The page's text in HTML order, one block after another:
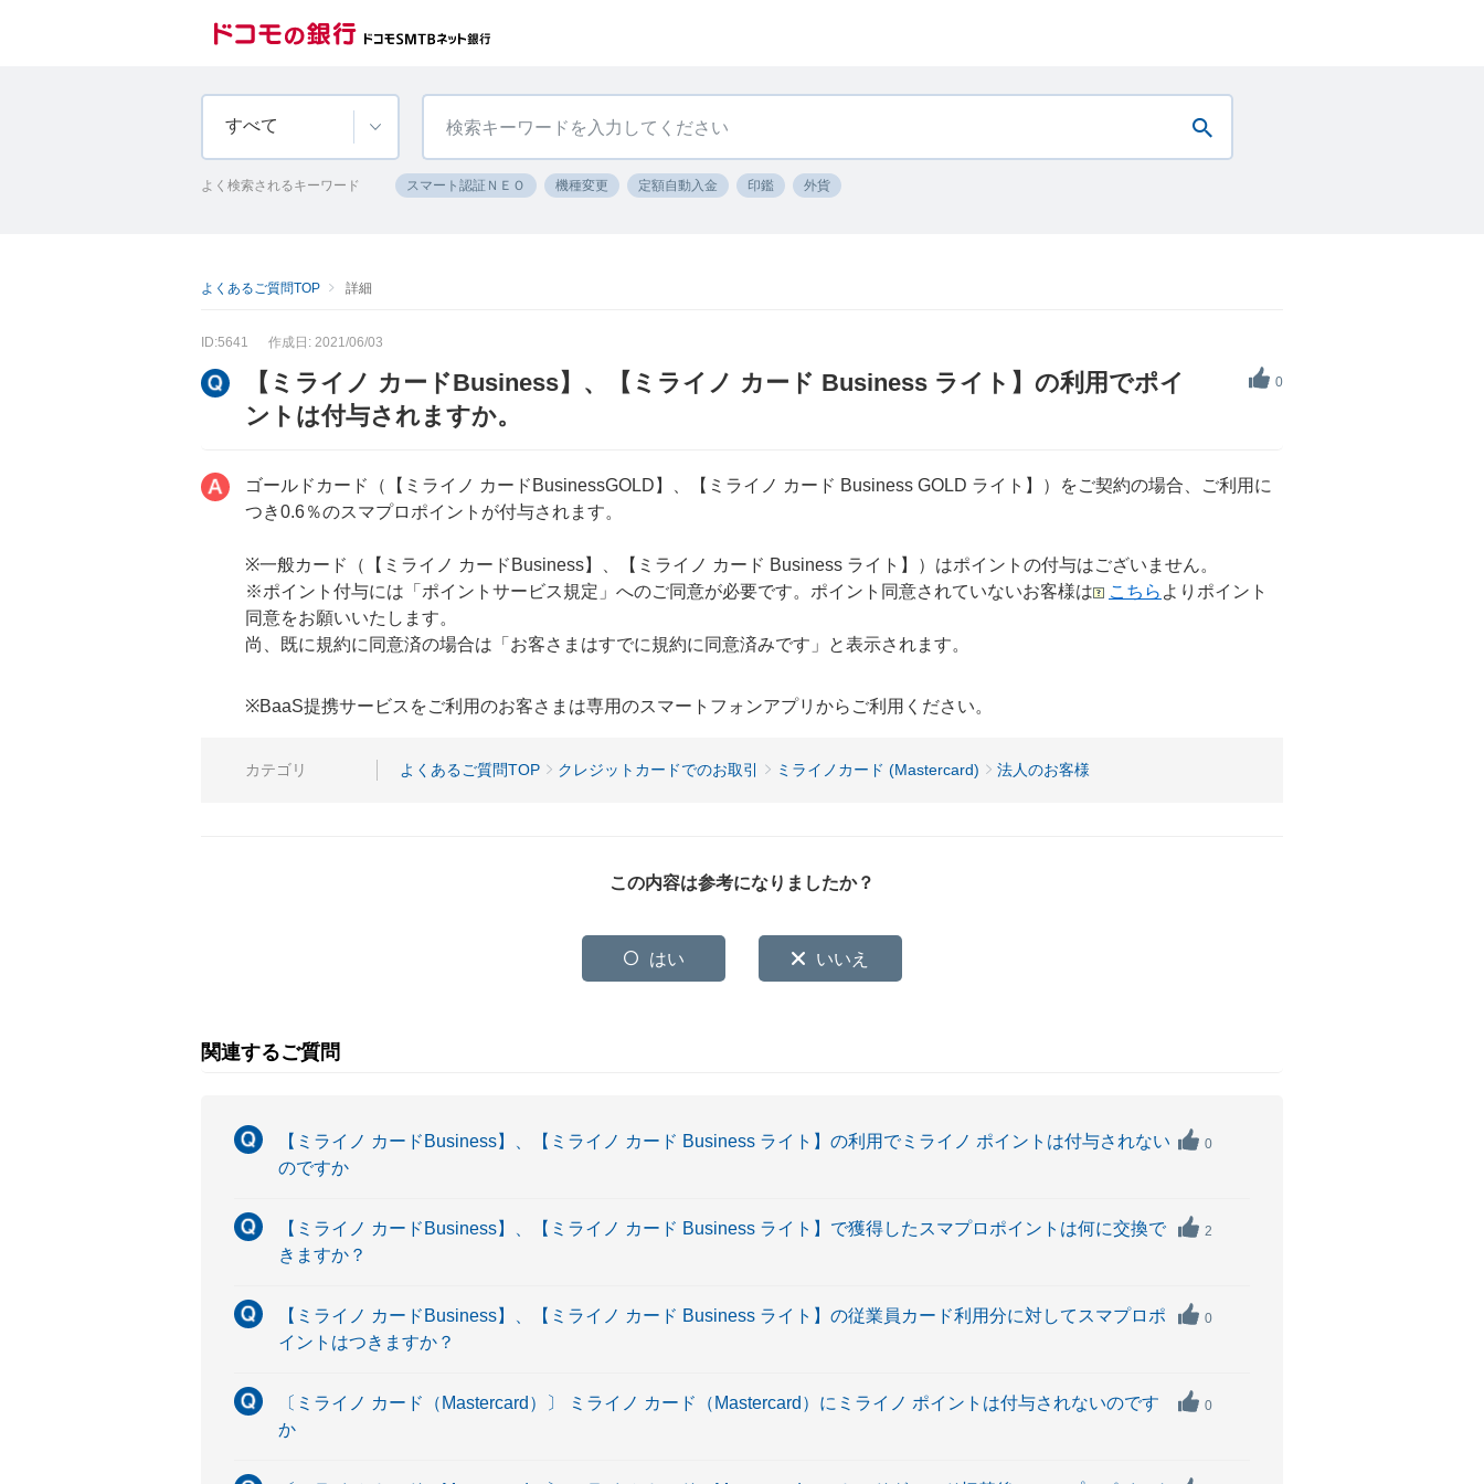
すべて
よく検索されるキーワード スマート認証ＮＥＯ 機種変更 定額自動入金 印鑑 外貨
よくあるご質問TOP 詳細
ID:5641 作成日: 2021/06/03
0
【ミライノ カードBusiness】、【ミライノ カード Business ライト】の利用でポイ
ントは付与されますか。
ゴールドカード（【ミライノ カードBusinessGOLD】、【ミライノ カード Business GOLD ライト】）をご契約の場合、ご利用に
つき0.6％のスマプロポイントが付与されます。
※一般カード（【ミライノ カードBusiness】、【ミライノ カード Business ライト】）はポイントの付与はございません。
※ポイント付与には「ポイントサービス規定」へのご同意が必要です。ポイント同意されていないお客様は
こちら よりポイント
同意をお願いいたします。
尚、既に規約に同意済の場合は「お客さまはすでに規約に同意済みです」と表示されます。
※BaaS提携サービスをご利用のお客さまは専用のスマートフォンアプリからご利用ください。
カテゴリ よくあるご質問TOP クレジットカードでのお取引 ミライノカード (Mastercard) 法人のお客様
この内容は参考になりましたか？
はい いいえ
関連するご質問
【ミライノ カードBusiness】、【ミライノ カード Business ライト】の利用でミライノ ポイントは付与されない
のですか
0
【ミライノ カードBusiness】、【ミライノ カード Business ライト】で獲得したスマプロポイントは何に交換で
きますか？
2
【ミライノ カードBusiness】、【ミライノ カード Business ライト】の従業員カード利用分に対してスマプロポ
イントはつきますか？
0
〔ミライノ カード（Mastercard）〕 ミライノ カード（Mastercard）にミライノ ポイントは付与されないのです
か
0